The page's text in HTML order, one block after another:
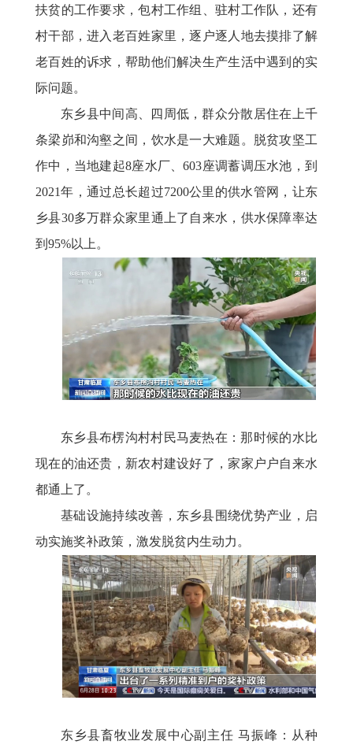
扶贫的工作要求，包村工作组、驻村工作队，还有
村干部，进入老百姓家里，逐户逐人地去摸排了解
老百姓的诉求，帮助他们解决生产生活中遇到的实
际问题。
东乡县中间高、四周低，群众分散居住在上千
条梁峁和沟壑之间，饮水是一大难题。脱贫攻坚工
作中，当地建起8座水厂、603座调蓄调压水池，到
2021年，通过总长超过7200公里的供水管网，让东
乡县30多万群众家里通上了自来水，供水保障率达
到95%以上。
东乡县布楞沟村村民马麦热在：那时候的水比
现在的油还贵，新农村建设好了，家家户户自来水
都通上了。
基础设施持续改善，东乡县围绕优势产业，启
动实施奖补政策，激发脱贫内生动力。
东乡县畜牧业发展中心副主任 马振峰：从种